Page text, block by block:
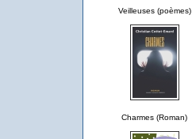
Veilleuses (poèmes)
Charmes (Roman)